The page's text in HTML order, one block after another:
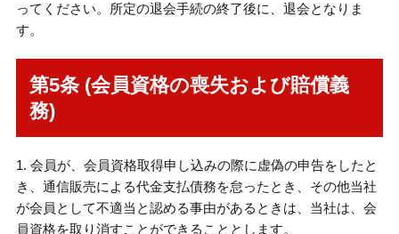
ってください。所定の退会手続の終了後に、退会となりま
す。
第5条 (会員資格の喪失および賠償義
務)
1. 会員が、会員資格取得申し込みの際に虚偽の申告をしたと
き、通信販売による代金支払債務を怠ったとき、その他当社
が会員として不適当と認める事由があるときは、当社は、会
員資格を取り消すことができることとします。